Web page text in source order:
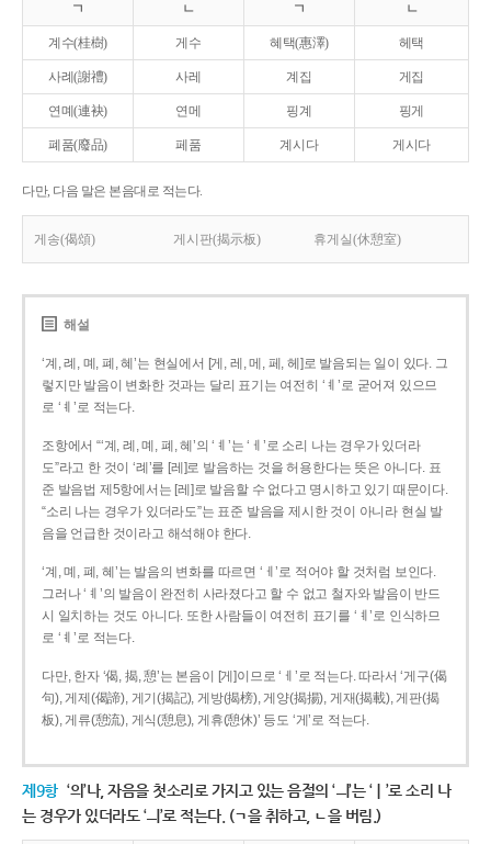
ㄱ ㄴ ㄱ ㄴ
계수(桂樹) 게수 혜택(惠澤) 헤택
사례(謝禮) 사레 계집 게집
연몌(連袂) 연메 핑계 핑게
폐품(廢品) 페품 계시다 게시다
다만, 다음 말은 본음대로 적는다.
게송(偈頌) 게시판(揭示板) 휴게실(休憩室)
해설
‘계, 례, 몌, 폐, 혜’는 현실에서 [게, 레, 메, 페, 헤]로 발음되는 일이 있다. 그
렇지만 발음이 변화한 것과는 달리 표기는 여전히 ‘ㅖ’로 굳어져 있으므
로 ‘ㅖ’로 적는다.
조항에서 “‘계, 례, 몌, 폐, 혜’의 ‘ㅖ’는 ‘ㅔ’로 소리 나는 경우가 있더라
도”라고 한 것이 ‘례’를 [레]로 발음하는 것을 허용한다는 뜻은 아니다. 표
준 발음법 제5항에서는 [레]로 발음할 수 없다고 명시하고 있기 때문이다.
“소리 나는 경우가 있더라도”는 표준 발음을 제시한 것이 아니라 현실 발
음을 언급한 것이라고 해석해야 한다.
‘계, 몌, 폐, 혜’는 발음의 변화를 따르면 ‘ㅔ’로 적어야 할 것처럼 보인다.
그러나 ‘ㅖ’의 발음이 완전히 사라졌다고 할 수 없고 철자와 발음이 반드
시 일치하는 것도 아니다. 또한 사람들이 여전히 표기를 ‘ㅖ’로 인식하므
로 ‘ㅖ’로 적는다.
다만, 한자 ‘偈, 揭, 憩’는 본음이 [게]이므로 ‘ㅔ’로 적는다. 따라서 ‘게구(偈
句), 게제(偈諦), 게기(揭記), 게방(揭榜), 게양(揭揚), 게재(揭載), 게판(揭
板), 게류(憩流), 게식(憩息), 게휴(憩休)’ 등도 ‘게’로 적는다.
제9항 ‘의’나, 자음을 첫소리로 가지고 있는 음절의 ‘ㅢ’는 ‘ㅣ’로 소리 나
는 경우가 있더라도 ‘ㅢ’로 적는다. (ㄱ을 취하고, ㄴ을 버림.)